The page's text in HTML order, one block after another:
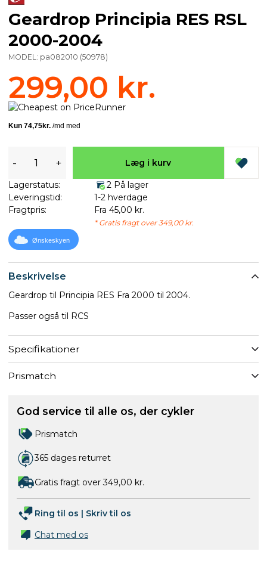
Beskrivelse
Geardrop til Principia RES Fra 2000 til 2004.
Passer også til RCS
Specifikationer
Prismatch
Geardrop Principia RES RSL
2000-2004
MODEL: pa082010 (50978)
299,00 kr.
- + Læg i kurv
Lagerstatus:
2 På lager
Leveringstid:
1-2 hverdage
Fragtpris:
Fra 45,00 kr.
* Gratis fragt over 349,00 kr.
Ønskeskyen
God service til alle os, der cykler
Prismatch
365 dages returret
Gratis fragt over 349,00 kr.
Ring til os | Skriv til os
Chat med os